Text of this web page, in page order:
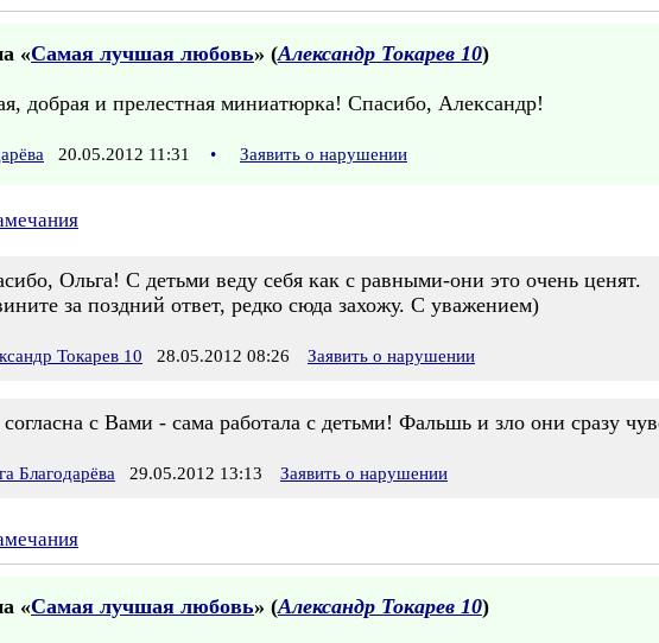
«Самая лучшая любовь» (Александр Токарев 10)
добрая и прелестная миниатюрка! Спасибо, Александр!
20.05.2012 11:31 • Заявить о нарушении
Ольга! С детьми веду себя как с равными-они это очень ценят.
за поздний ответ, редко сюда захожу. С уважением)
Токарев 10 28.05.2012 08:26 Заявить о нарушении
с Вами - сама работала с детьми! Фальшь и зло они сразу
Благодарёва 29.05.2012 13:13 Заявить о нарушении
«Самая лучшая любовь» (Александр Токарев 10)